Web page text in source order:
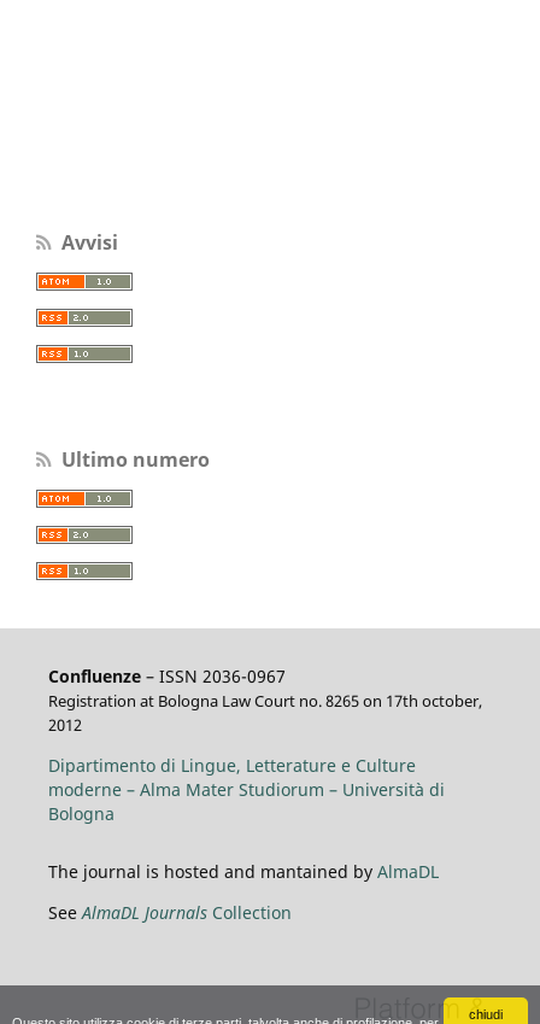
chiudi
Avvisi
Ultimo numero
Confluenze– ISSN 2036-0967
Registration at Bologna Law Court no. 8265 on 17th october,
2012
Dipartimento di Lingue, Letterature e Culture
moderne – Alma Mater Studiorum – Università di
Bologna
The journal is hosted and mantained by AlmaDL
SeeAlmaDL JournalsCollection